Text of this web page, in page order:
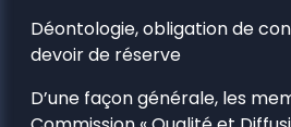
Déontologie, obligation de
devoir de réserve
D’une façon générale, les